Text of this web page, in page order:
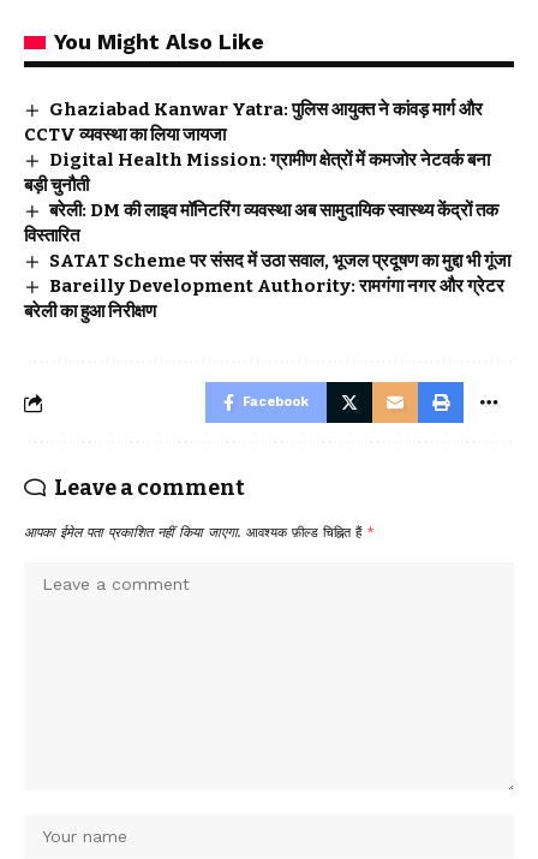
You Might Also Like
Ghaziabad Kanwar Yatra: पुलिस आयुक्त ने कांवड़ मार्ग और
CCTV व्यवस्था का लिया जायजा
Digital Health Mission: ग्रामीण क्षेत्रों में कमजोर नेटवर्क बना
बड़ी चुनौती
बरेली: DM की लाइव मॉनिटरिंग व्यवस्था अब सामुदायिक स्वास्थ्य केंद्रों तक
विस्तारित
SATAT Scheme पर संसद में उठा सवाल, भूजल प्रदूषण का मुद्दा भी गूंजा
Bareilly Development Authority: रामगंगा नगर और ग्रेटर
बरेली का हुआ निरीक्षण
Facebook
Leave a comment
आपका ईमेल पता प्रकाशित नहीं किया जाएगा. आवश्यक फ़ील्ड चिह्नित हैं *